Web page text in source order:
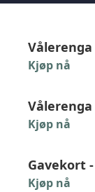
Vålerenga
Kjøp nå
Vålerenga
Kjøp nå
Gavekort -
Kjøp nå